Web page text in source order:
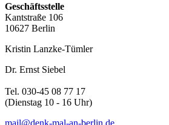
Geschäftsstelle
Kantstraße 106
10627 Berlin
Kristin Lanzke-Tümler
Dr. Ernst Siebel
Tel. 030-45 08 77 17
(Dienstag 10 - 16 Uhr)
mail@denk-mal-an-berlin.de